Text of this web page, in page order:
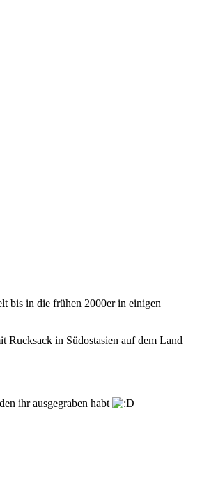
bis in die frühen 2000er in einigen
Rucksack in Südostasien auf dem Land
ihr ausgegraben habt